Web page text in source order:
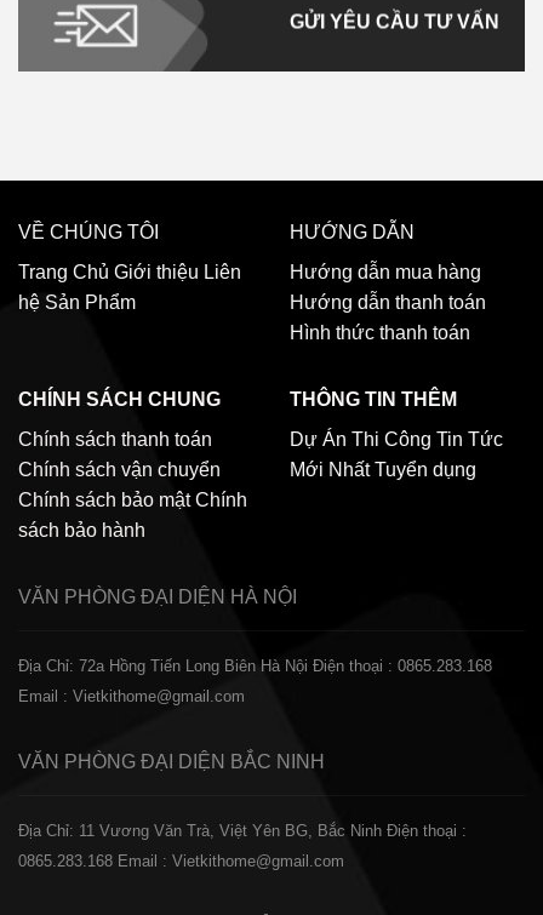
GỬI YÊU CẦU TƯ VẤN
VỀ CHÚNG TÔI
Trang Chủ Giới thiệu Liên
hệ Sản Phẩm
HƯỚNG DẪN
Hướng dẫn mua hàng
Hướng dẫn thanh toán
Hình thức thanh toán
CHÍNH SÁCH CHUNG
Chính sách thanh toán
Chính sách vận chuyển
Chính sách bảo mật Chính
sách bảo hành
THÔNG TIN THÊM
Dự Án Thi Công Tin Tức
Mới Nhất Tuyển dụng
VĂN PHÒNG ĐẠI DIỆN HÀ NỘI
Địa Chỉ: 72a Hồng Tiến Long Biên Hà Nội Điện thoại : 0865.283.168
Email : Vietkithome@gmail.com
VĂN PHÒNG ĐẠI DIỆN BẮC NINH
Địa Chỉ: 11 Vương Văn Trà, Việt Yên BG, Bắc Ninh Điện thoại :
0865.283.168 Email : Vietkithome@gmail.com